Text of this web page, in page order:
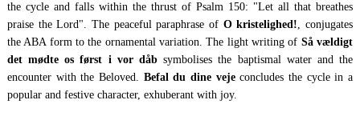
the cycle and falls within the thrust of Psalm 150: "Let all that breathes
praise the Lord". The peaceful paraphrase of O kristelighed!, conjugates
the ABA form to the ornamental variation. The light writing of Så vældigt
det mødte os først i vor dåb symbolises the baptismal water and the
encounter with the Beloved. Befal du dine vejeconcludes the cycle in a
popular and festive character, exhuberant with joy.